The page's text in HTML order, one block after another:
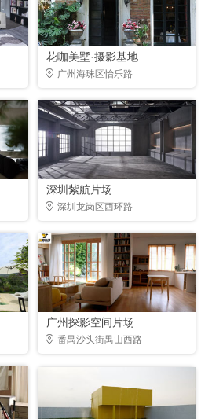
花咖美墅·摄影基地
广州海珠区怡乐路
深圳紫航片场
深圳龙岗区西环路
广州探影空间片场
番禺沙头街禺山西路